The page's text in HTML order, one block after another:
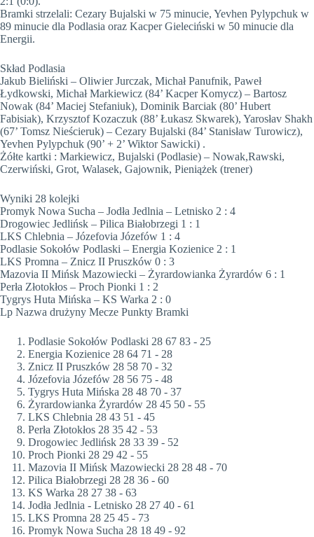
Bramki strzelali: Cezary Bujalski w 75 minucie, Yevhen Pylypchuk w
89 minucie dla Podlasia oraz Kacper Gieleciński w 50 minucie dla
Energii.
Skład Podlasia
Jakub Bieliński – Oliwier Jurczak, Michał Panufnik, Paweł
Łydkowski, Michał Markiewicz (84’ Kacper Komycz) – Bartosz
Nowak (84’ Maciej Stefaniuk), Dominik Barciak (80’ Hubert
Fabisiak), Krzysztof Kozaczuk (88’ Łukasz Skwarek), Yarosłav Shakh
(67’ Tomsz Nieścieruk) – Cezary Bujalski (84’ Stanisław Turowicz),
Yevhen Pylypchuk (90’ + 2’ Wiktor Sawicki) .
Żółte kartki : Markiewicz, Bujalski (Podlasie) – Nowak,Rawski,
Czerwiński, Grot, Walasek, Gajownik, Pieniążek (trener)
Wyniki 28 kolejki
Promyk Nowa Sucha – Jodła Jedlnia – Letnisko 2 : 4
Drogowiec Jedlińsk – Pilica Białobrzegi 1 : 1
LKS Chlebnia – Józefovia Józefów 1 : 4
Podlasie Sokołów Podlaski – Energia Kozienice 2 : 1
LKS Promna – Znicz II Pruszków 0 : 3
Mazovia II Mińsk Mazowiecki – Żyrardowianka Żyrardów 6 : 1
Perła Złotokłos – Proch Pionki 1 : 2
Tygrys Huta Mińska – KS Warka 2 : 0
Lp Nazwa drużyny Mecze Punkty Bramki
Podlasie Sokołów Podlaski 28 67 83 - 25
Energia Kozienice 28 64 71 - 28
Znicz II Pruszków 28 58 70 - 32
Józefovia Józefów 28 56 75 - 48
Tygrys Huta Mińska 28 48 70 - 37
Żyrardowianka Żyrardów 28 45 50 - 55
LKS Chlebnia 28 43 51 - 45
Perła Złotokłos 28 35 42 - 53
Drogowiec Jedlińsk 28 33 39 - 52
Proch Pionki 28 29 42 - 55
Mazovia II Mińsk Mazowiecki 28 28 48 - 70
Pilica Białobrzegi 28 28 36 - 60
KS Warka 28 27 38 - 63
Jodła Jedlnia - Letnisko 28 27 40 - 61
LKS Promna 28 25 45 - 73
Promyk Nowa Sucha 28 18 49 - 92